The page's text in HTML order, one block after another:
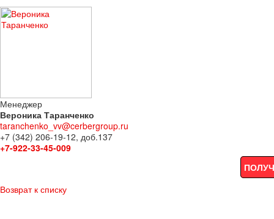
Менеджер
Вероника Таранченко
taranchenko_vv@cerbergroup.ru
+7 (342) 206-19-12, доб.137
+7-922-33-45-009
Возврат к списку